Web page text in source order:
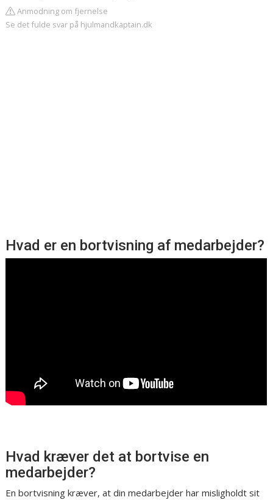
Anmodning om fjernelse
Se det fulde svar på hjulmandkaptain.dk
Hvad er en bortvisning af medarbejder?
Hvad kræver det at bortvise en
medarbejder?
En bortvisning kræver, at din medarbejder har misligholdt sit